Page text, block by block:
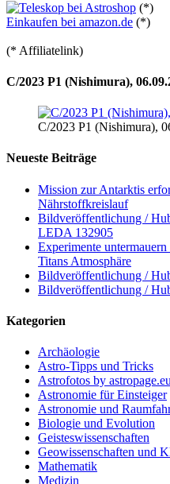
(*)
Einkaufen bei amazon.de (*)
(* Affiliatelink)
C/2023 P1 (Nishimura),
C/2023 P1 (Nishimura),
Neueste Beiträge
Mission zur Antarktis
Nährstoffkreislauf
Bildveröffentlichung /
LEDA 132905
Experimente
Titans Atmosphäre
Bildveröffentlichung /
Bildveröffentlichung /
Kategorien
Archäologie
Astro-Tipps und Tricks
Astrofotos by astropage.eu
Astronomie für Einsteiger
Astronomie und
Biologie und Evolution
Geisteswissenschaften
Geowissenschaften und
Mathematik
Medizin